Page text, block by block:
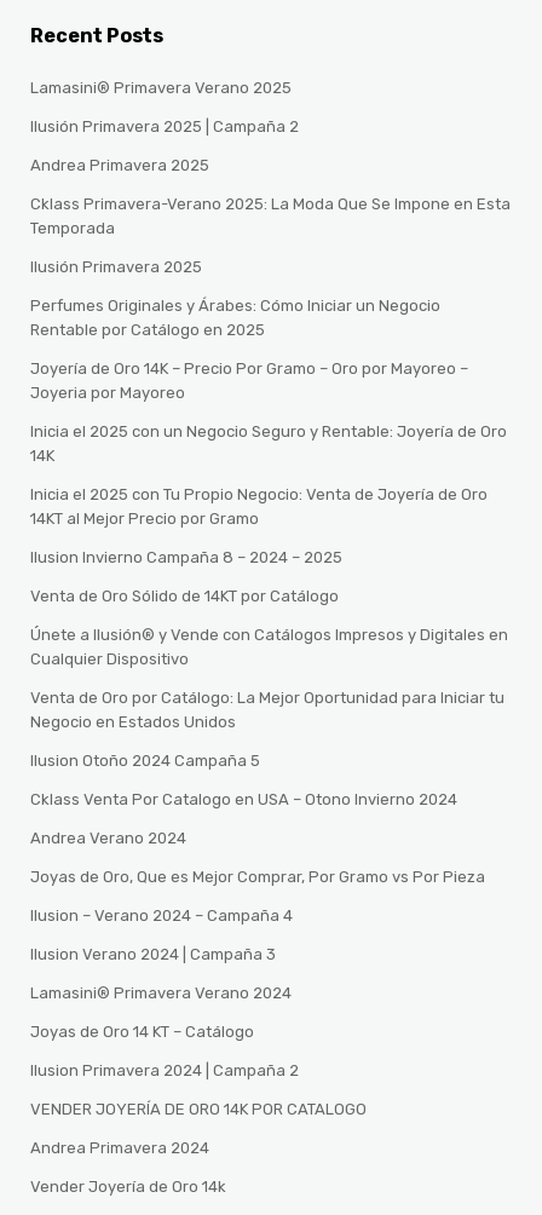
Recent Posts
Lamasini® Primavera Verano 2025
Ilusión Primavera 2025 | Campaña 2
Andrea Primavera 2025
Cklass Primavera-Verano 2025: La Moda Que Se Impone en Esta
Temporada
Ilusión Primavera 2025
Perfumes Originales y Árabes: Cómo Iniciar un Negocio
Rentable por Catálogo en 2025
Joyería de Oro 14K – Precio Por Gramo – Oro por Mayoreo –
Joyeria por Mayoreo
Inicia el 2025 con un Negocio Seguro y Rentable: Joyería de Oro
14K
Inicia el 2025 con Tu Propio Negocio: Venta de Joyería de Oro
14KT al Mejor Precio por Gramo
Ilusion Invierno Campaña 8 – 2024 – 2025
Venta de Oro Sólido de 14KT por Catálogo
Únete a Ilusión® y Vende con Catálogos Impresos y Digitales en
Cualquier Dispositivo
Venta de Oro por Catálogo: La Mejor Oportunidad para Iniciar tu
Negocio en Estados Unidos
Ilusion Otoño 2024 Campaña 5
Cklass Venta Por Catalogo en USA – Otono Invierno 2024
Andrea Verano 2024
Joyas de Oro, Que es Mejor Comprar, Por Gramo vs Por Pieza
Ilusion – Verano 2024 – Campaña 4
Ilusion Verano 2024 | Campaña 3
Lamasini®️ Primavera Verano 2024
Joyas de Oro 14 KT – Catálogo
Ilusion Primavera 2024 | Campaña 2
VENDER JOYERÍA DE ORO 14K POR CATALOGO
Andrea Primavera 2024
Vender Joyería de Oro 14k